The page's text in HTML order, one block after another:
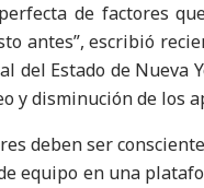
de factores
antes”, escribió
del Estado de Nueva
y disminución de los
deben ser
equipo en una